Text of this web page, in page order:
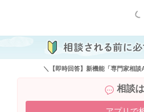
もっと
＼【即時回答】新機能「専門家相
相談